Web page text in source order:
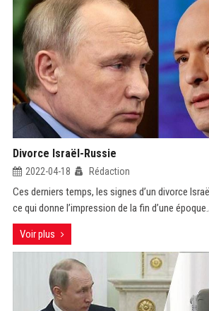
Divorce Israël-Russie
2022-04-18 Rédaction
Ces derniers temps, les signes d’un divorce
ce qui donne l’impression de la fin d’une
Voir plus